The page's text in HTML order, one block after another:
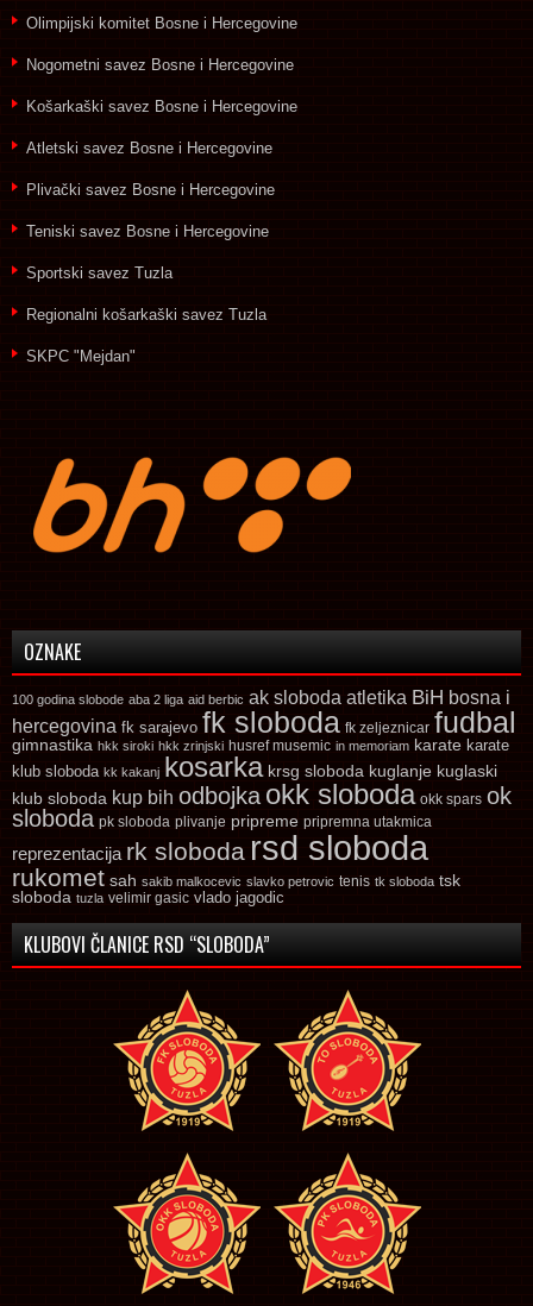
Olimpijski komitet Bosne i Hercegovine
Nogometni savez Bosne i Hercegovine
Košarkaški savez Bosne i Hercegovine
Atletski savez Bosne i Hercegovine
Plivački savez Bosne i Hercegovine
Teniski savez Bosne i Hercegovine
Sportski savez Tuzla
Regionalni košarkaški savez Tuzla
SKPC "Mejdan"
OZNAKE
100 godina slobode aba 2 liga aid berbic ak sloboda atletika BiH bosna i
hercegovina fk sarajevo fk sloboda fk zeljeznicar fudbal
gimnastika hkk siroki hkk zrinjski husref musemic in memoriam karate karate
klub sloboda kk kakanj kosarka krsg sloboda kuglanje kuglaski
klub sloboda kup bih odbojka okk sloboda okk spars ok
sloboda pk sloboda plivanje pripreme pripremna utakmica
reprezentacija rk sloboda rsd sloboda
rukomet sah sakib malkocevic slavko petrovic tenis tk sloboda tsk
sloboda tuzla velimir gasic vlado jagodic
KLUBOVI ČLANICE RSD “SLOBODA”